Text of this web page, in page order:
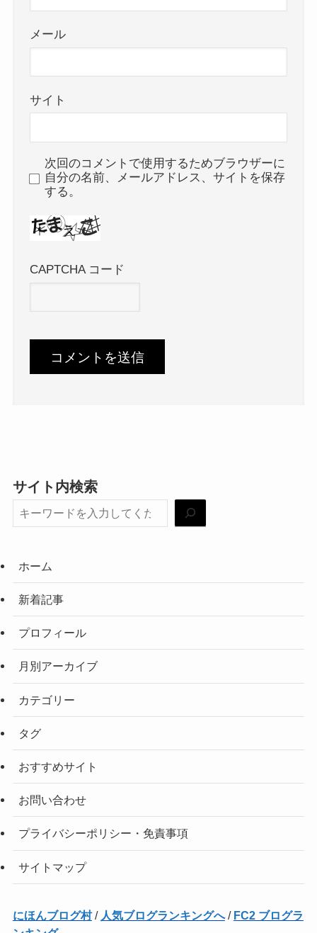
メール
サイト
次回のコメントで使用するためブラウザーに
自分の名前、メールアドレス、サイトを保存
する。
CAPTCHA コード
サイト内検索
ホーム
新着記事
プロフィール
月別アーカイブ
カテゴリー
タグ
おすすめサイト
お問い合わせ
プライバシーポリシー・免責事項
サイトマップ
にほんブログ村/ 人気ブログランキングへ/ FC2 ブログラ